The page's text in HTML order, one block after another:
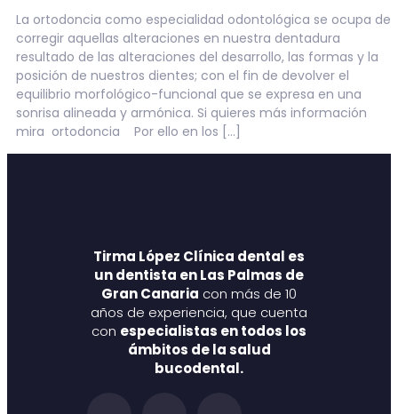
La ortodoncia como especialidad odontológica se ocupa de
corregir aquellas alteraciones en nuestra dentadura
resultado de las alteraciones del desarrollo, las formas y la
posición de nuestros dientes; con el fin de devolver el
equilibrio morfológico-funcional que se expresa en una
sonrisa alineada y armónica. Si quieres más información
mira ortodoncia Por ello en los […]
Tirma López Clínica dental es
un dentista en Las Palmas de
Gran Canaria con más de 10
años de experiencia, que cuenta
con especialistas en todos los
ámbitos de la salud
bucodental.